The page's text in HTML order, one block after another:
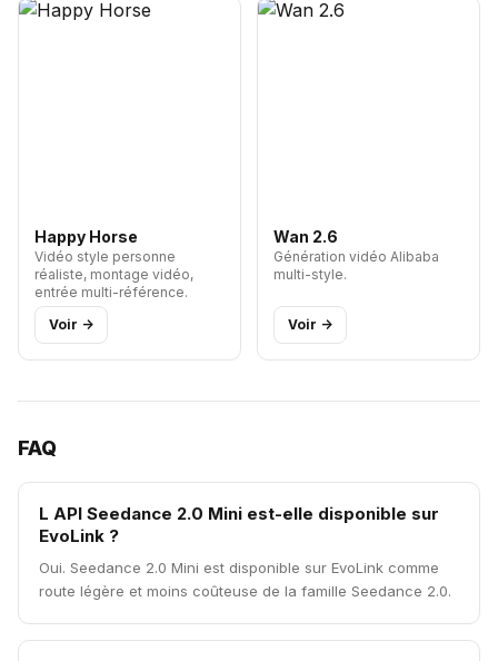
Happy Horse
Vidéo style personne
réaliste, montage vidéo,
entrée multi-référence.
Voir ->
Wan 2.6
Génération vidéo Alibaba
multi-style.
Voir ->
FAQ
L API Seedance 2.0 Mini est-elle disponible sur
EvoLink ?
Oui. Seedance 2.0 Mini est disponible sur EvoLink comme
route légère et moins coûteuse de la famille Seedance 2.0.